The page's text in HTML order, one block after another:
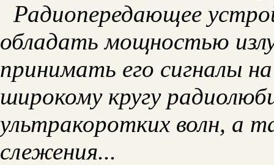
Радиопередающее
обладать мощностью
принимать его сигналы
широкому кругу
ультракоротких волн, а
слежения...